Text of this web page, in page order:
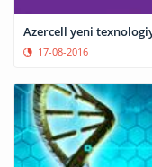
Azercell yeni
17-08-2016